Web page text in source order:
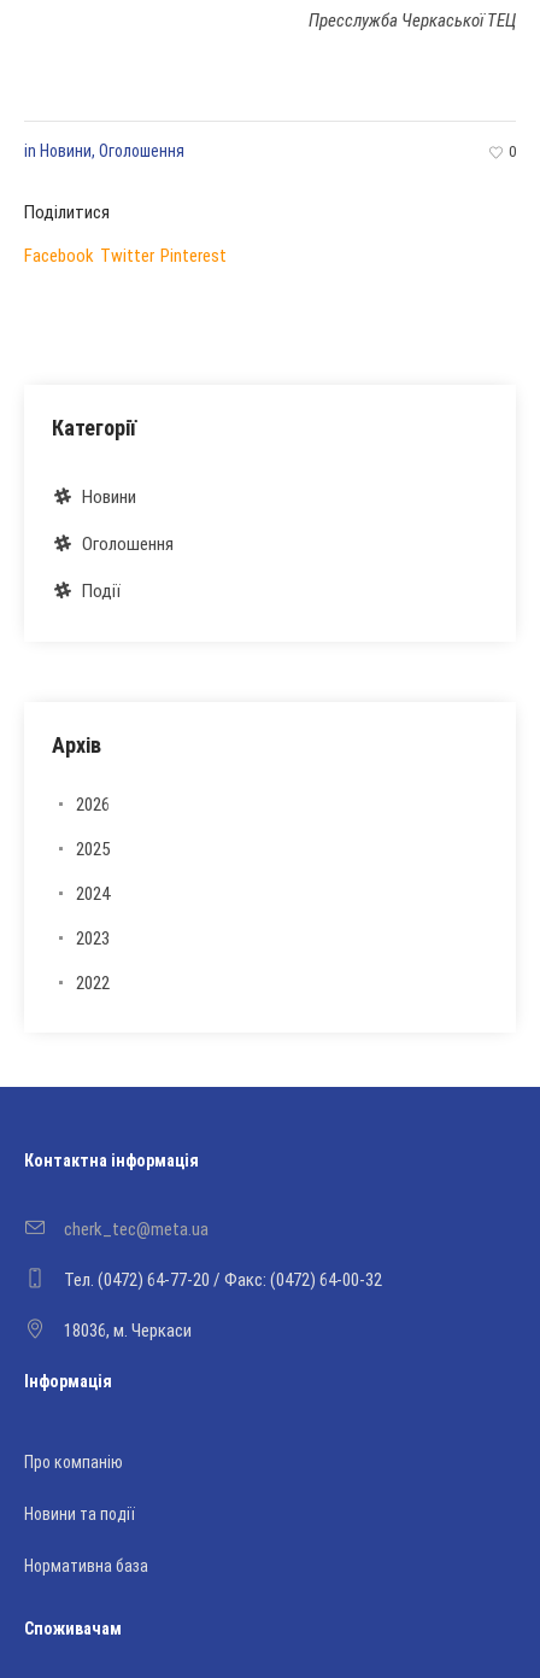
Пресслужба Черкаської ТЕЦ
0
in Новини, Оголошення
Поділитися
Facebook Twitter Pinterest
Категорії
Новини
Оголошення
Події
Архів
2026
2025
2024
2023
2022
Контактна інформація
cherk_tec@meta.ua
Тел. (0472) 64-77-20 / Факс: (0472) 64-00-32
18036, м. Черкаси
Інформація
Про компанію
Новини та події
Нормативна база
Споживачам